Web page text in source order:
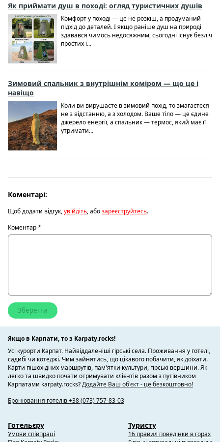
Як приймати душ в поході: огляд туристичних душів
Комфорт у поході — це не розкіш, а продуманий
підхід до деталей. І якщо раніше душ на природі
здавався чимось недосяжним, сьогодні існує безліч
простих і...
Зимовий спальник з внутрішнім коміром — що це і
навіщо
Коли ви вирушаєте в зимовий похід, то змагаєтеся
не з відстанню, а з холодом. Ваше тіло — це єдине
джерело енергії, а спальник — термос, який має її
утримати...
Коментарі:
Щоб додати відгук,увійдіть, абозареєструйтесь.
Коментар*
Якщо в Карпати, то з Karpaty.rocks!
Усі курорти Карпат. Найвіддаленіші гірські села. Проживання у готелі,
садибі чи котеджі. Чим зайнятись, що цікавого побачити, як доїхати.
Карти пішохідних маршрутів, пам'ятки культури, гірські вершини. Як
легко та швидко почати отримувати клієнтів разом з путівником
Карпатами karpaty.rocks?Додайте Ваш об'єкт - це безкоштовно!
Бронювання готелів +38 (073) 757-83-03
Готельєру
Умови співпраці
Туристу
16 правил поведінки в горах